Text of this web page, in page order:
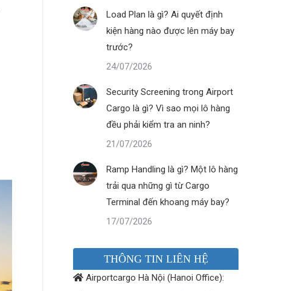
Load Plan là gì? Ai quyết định
kiện hàng nào được lên máy bay
trước?
24/07/2026
Security Screening trong Airport
Cargo là gì? Vì sao mọi lô hàng
đều phải kiểm tra an ninh?
21/07/2026
Ramp Handling là gì? Một lô hàng
trải qua những gì từ Cargo
Terminal đến khoang máy bay?
17/07/2026
THÔNG TIN LIÊN HỆ
Airportcargo Hà Nội (Hanoi Office):